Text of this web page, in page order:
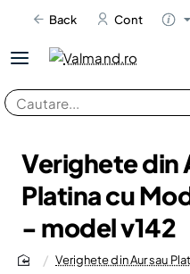
Back Cont
Cautare...
Verighete din
Platina cu
- model v142
Verighete din Aur sau